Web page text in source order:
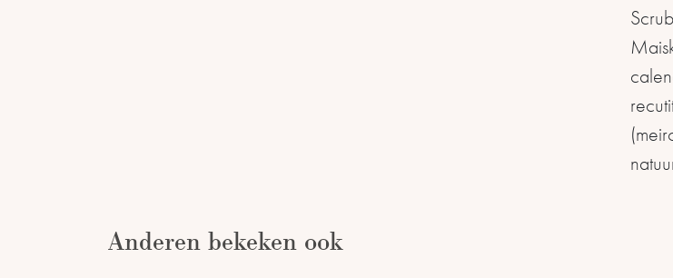
Anderen bekeken ook